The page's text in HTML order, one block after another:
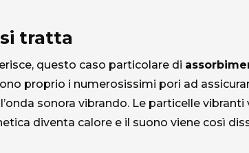
tratta
questo caso particolare di
proprio i numerosissimi pori ad
sonora vibrando. Le particelle vibranti
diventa calore e il suono viene così